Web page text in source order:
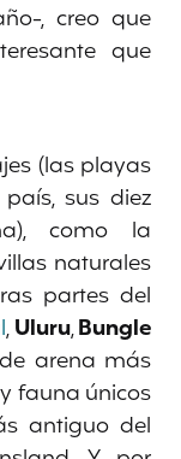
, creo que
que
(las playas
sus diez
como la
naturales
partes del
,Uluru,Bungle
arena más
fauna únicos
antiguo del